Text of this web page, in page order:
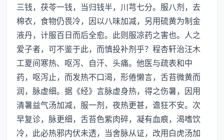
三钱，茯苓一钱，当归钱半，川芎七分。服八剂，去
棉衣，食物仍畏冷，因以八味加减，另用硫黄为制金
液丹，计服百日而后全愈。此则服凉药之害也。人之
爱子者，可不鉴于此，而慎投补剂乎？程杏轩治汪木
工夏间寒热、呕泻、自汗、头痛。他医与疏表和中
药，呕泻止，而发热不口渴，形倦懒言，舌苔微黄而
润，脉虚细。据《经》言脉虚身热，得之伤暑，因用
清暑益气汤加减，服一剂，夜热更甚，谵狂不安。次
早复诊，脉更细，舌苔色紫肉碎，凝有血痕，渴嗜饮
冷，此必热邪内伏未透，当舍脉从证，改用白虎汤加